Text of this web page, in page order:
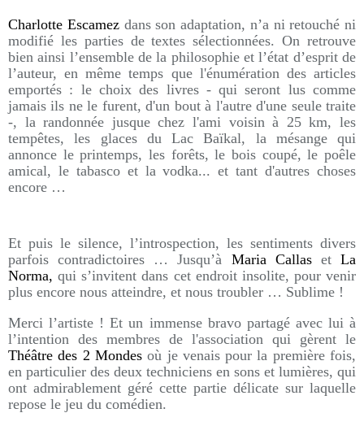
Charlotte Escamezdans son adaptation, n’a ni retouché ni
modifié les parties de textes sélectionnées. On retrouve
bien ainsi l’ensemble de la philosophie et l’état d’esprit de
l’auteur, en même temps que l'énumération des articles
emportés : le choix des livres - qui seront lus comme
jamais ils ne le furent, d'un bout à l'autre d'une seule traite
-, la randonnée jusque chez l'ami voisin à 25 km, les
tempêtes, les glaces du Lac Baïkal, la mésange qui
annonce le printemps, les forêts, le bois coupé, le poêle
amical, le tabasco et la vodka... et tant d'autres choses
encore …
Et puis le silence, l’introspection, les sentiments divers
parfois contradictoires … Jusqu’à Maria CallasetLa
Norma,qui s’invitent dans cet endroit insolite, pour venir
plus encore nous atteindre, et nous troubler … Sublime !
Merci l’artiste ! Et un immense bravo partagé avec lui à
l’intention des membres de l'association qui gèrent le
Théâtre des 2 Mondesoù je venais pour la première fois,
en particulier des deux techniciens en sons et lumières, qui
ont admirablement géré cette partie délicate sur laquelle
repose le jeu du comédien.